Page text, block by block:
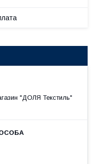
"ДОЛЯ Текстиль"